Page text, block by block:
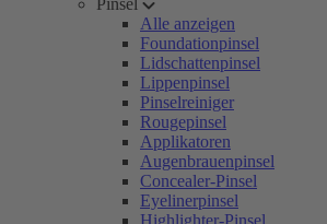
Pinsel
Alle anzeigen
Foundationpinsel
Lidschattenpinsel
Lippenpinsel
Pinselreiniger
Rougepinsel
Applikatoren
Augenbrauenpinsel
Concealer-Pinsel
Eyelinerpinsel
Highlighter-Pinsel